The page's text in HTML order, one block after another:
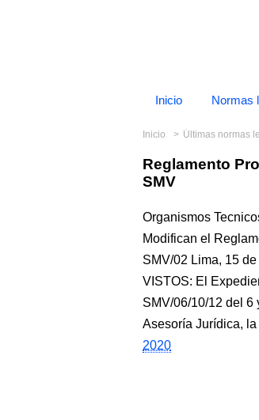
Inicio Normas
Inicio Últimas normas
Reglamento
SMV
Organismos
Modifican el
SMV/02 Lima, 15
VISTOS: El
SMV/06/10/12 del 6
Asesoría Jurídica,
2020